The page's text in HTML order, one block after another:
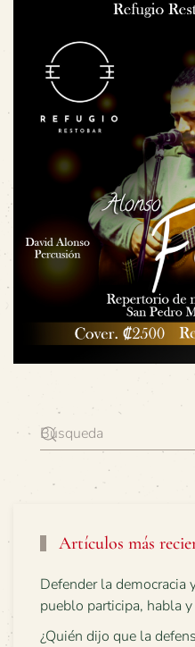
Artículos más
Defender la democracia
pueblo participa, habla
¿Quién dijo que la